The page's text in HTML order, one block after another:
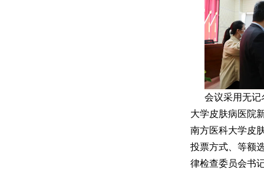
会议采用无
大学皮肤病医院
南方医科大学皮
投票方式、等额
律检查委员会书